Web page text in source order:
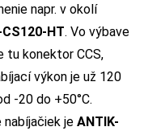
napr. v okolí
HT. Vo výbave
tu konektor CCS,
výkon je už 120
-20 do +50°C.
nabíjačiek je ANTIK-